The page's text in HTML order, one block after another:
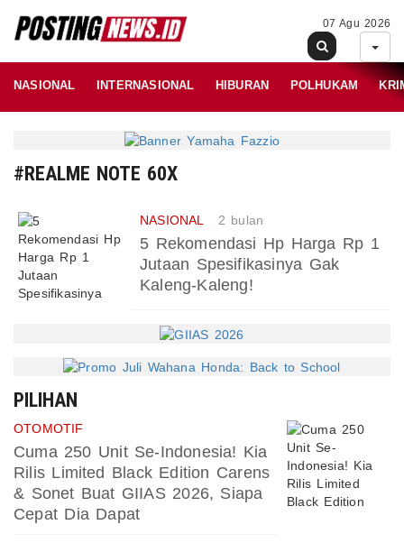
07 Agu 2026
NASIONAL INTERNASIONAL HIBURAN POLHUKAM
#REALME NOTE 60X
NASIONAL 2 bulan
5 Rekomendasi Hp Harga Rp 1
Jutaan Spesifikasinya Gak
Kaleng-Kaleng!
PILIHAN
OTOMOTIF
Cuma 250 Unit Se-Indonesia! Kia
Rilis Limited Black Edition Carens
& Sonet Buat GIIAS 2026, Siapa
Cepat Dia Dapat